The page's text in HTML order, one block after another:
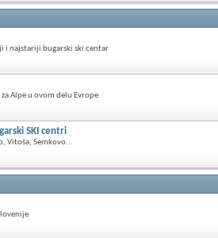
i najstariji bugarski ski centar
Alpe u ovom delu Evrope
SKI centri
Vitoša, Semkovo...